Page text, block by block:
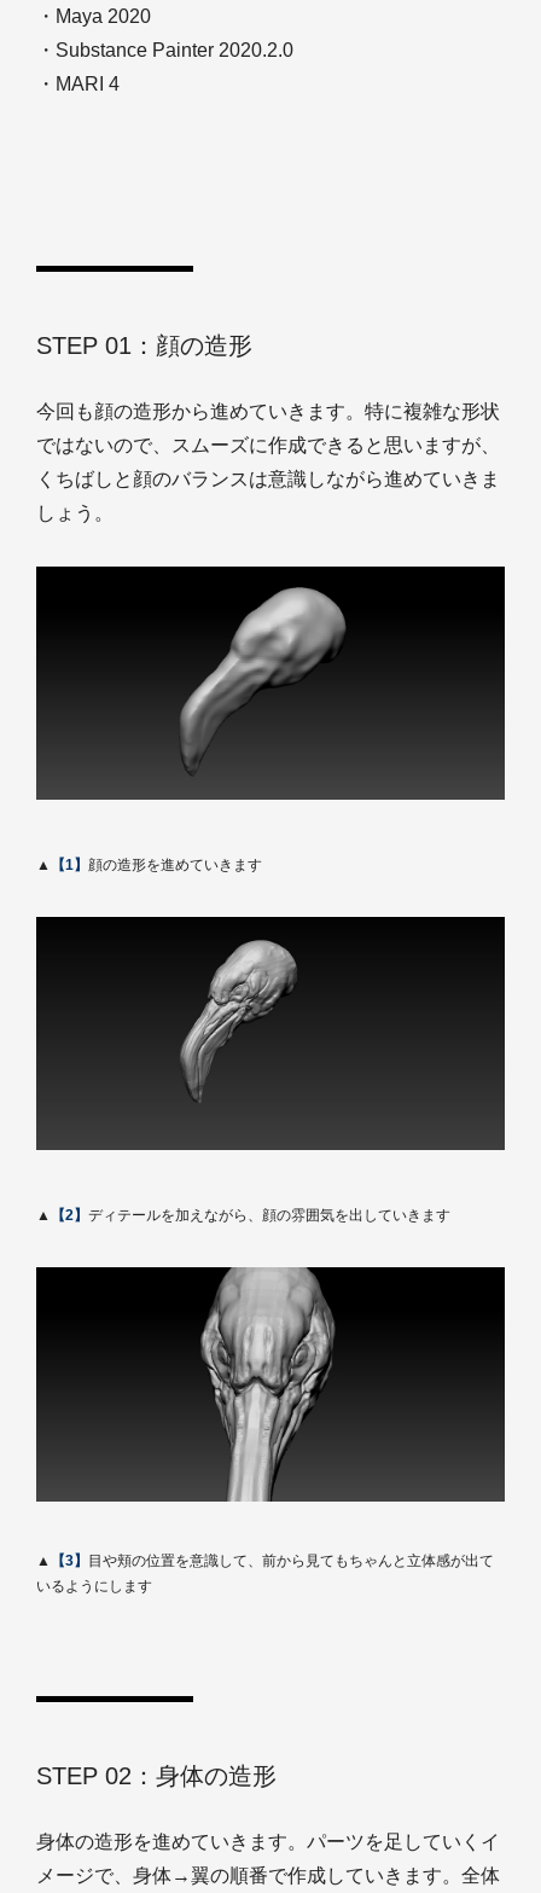
・Maya 2020
・Substance Painter 2020.2.0
・MARI 4
STEP 01：顔の造形
今回も顔の造形から進めていきます。特に複雑な形状
ではないので、スムーズに作成できると思いますが、
くちばしと顔のバランスは意識しながら進めていきま
しょう。
▲ 【1】 顔の造形を進めていきます
▲ 【2】 ディテールを加えながら、顔の雰囲気を出していきます
▲ 【3】 目や頬の位置を意識して、前から見てもちゃんと立体感が出て
いるようにします
STEP 02：身体の造形
身体の造形を進めていきます。パーツを足していくイ
メージで、身体→翼の順番で作成していきます。全体